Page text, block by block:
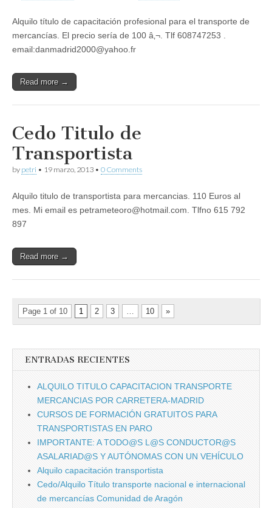
Alquilo tí­tulo de capacitación profesional para el transporte de
mercancí­as. El precio serí­a de 100 â‚¬. Tlf 608747253 .
email:danmadrid2000@yahoo.fr
Read more →
Cedo Titulo de
Transportista
by petri • 19 marzo, 2013 • 0 Comments
Alquilo titulo de transportista para mercancias. 110 Euros al
mes. Mi email es petrameteoro@hotmail.com. Tlfno 615 792
897
Read more →
Page 1 of 10 1 2 3 10 »
ENTRADAS RECIENTES
ALQUILO TITULO CAPACITACION TRANSPORTE
MERCANCIAS POR CARRETERA-MADRID
CURSOS DE FORMACIÓN GRATUITOS PARA
TRANSPORTISTAS EN PARO
IMPORTANTE: A TODO@S L@S CONDUCTOR@S
ASALARIAD@S Y AUTÓNOMAS CON UN VEHÍCULO
Alquilo capacitación transportista
Cedo/Alquilo Tí­tulo transporte nacional e internacional
de mercancí­as Comunidad de Aragón